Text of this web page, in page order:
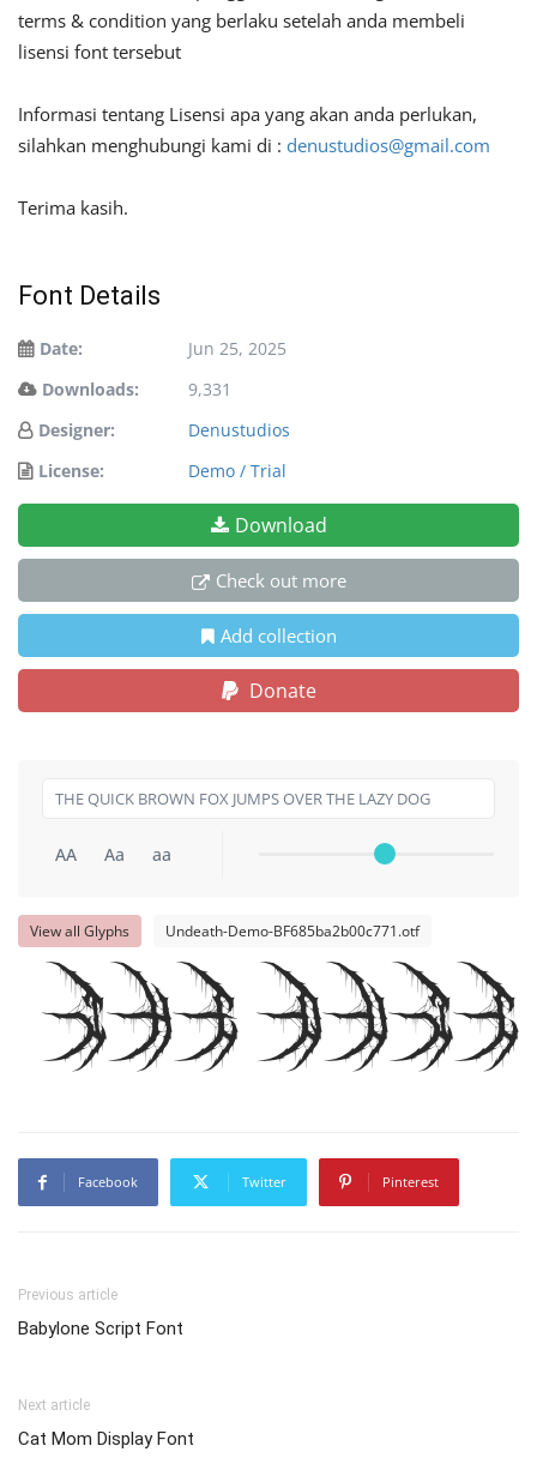
terms & condition yang berlaku setelah anda membeli
lisensi font tersebut
Informasi tentang Lisensi apa yang akan anda perlukan,
silahkan menghubungi kami di : denustudios@gmail.com
Terima kasih.
Font Details
Date:
Jun 25, 2025
Downloads:
9,331
Designer:
Denustudios
License:
Demo / Trial
Download
Check out more
Add collection
Donate
AA Aa aa
View all Glyphs Undeath-Demo-BF685ba2b00c771.otf
THE
Facebook Twitter Pinterest
Previous article
Babylone Script Font
Next article
Cat Mom Display Font